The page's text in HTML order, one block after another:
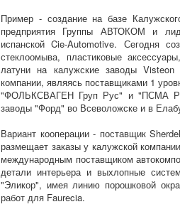
Пример - создание на базе
предприятия Группы АВТОКОМ и
испанской Cie-Automotive. Сегодня
стеклоомыва, пластиковые
латуни на калужские заводы
компании, являясь поставщиками 1
"ФОЛЬКСВАГЕН Груп Рус" и "ПСМА
заводы "Форд" во Всеволожске и в
Вариант кооперации - поставщик
размещает заказы у калужской
международным поставщиком
детали интерьера и выхлопные
"Эликор", имея линию порошковой
работ для Faurecia.